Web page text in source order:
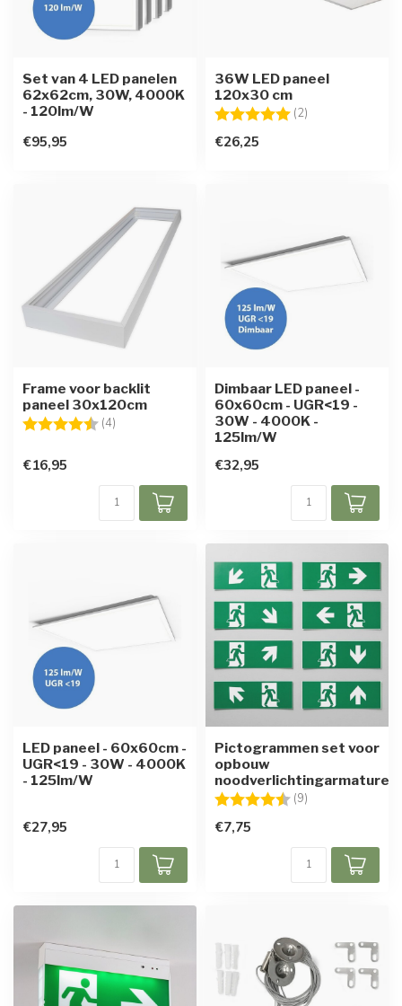
Set van 4 LED panelen
62x62cm, 30W, 4000K
- 120lm/W
€95,95
36W LED paneel
120x30 cm
Beoordeling: (2)
€26,25
Frame voor backlit
paneel 30x120cm
Beoordeling: (4)
€16,95
Dimbaar LED paneel -
60x60cm - UGR<19 -
30W - 4000K -
125lm/W
€32,95
LED paneel - 60x60cm -
UGR<19 - 30W - 4000K
- 125lm/W
€27,95
Pictogrammen set voor
opbouw
noodverlichtingarmaturen
Beoordeling: (9)
€7,75